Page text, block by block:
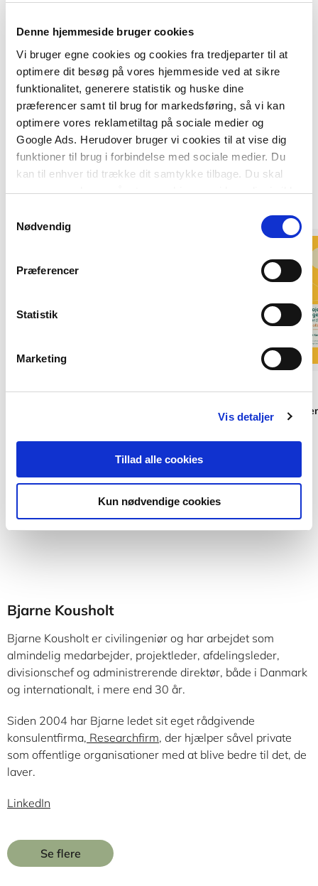
Denne hjemmeside bruger cookies
Vi bruger egne cookies og cookies fra tredjeparter til at
optimere dit besøg på vores hjemmeside ved at sikre
funktionalitet, generere statistik og huske dine
præferencer samt til brug for markedsføring, så vi kan
optimere vores reklametiltag på sociale medier og
Google Ads. Herudover bruger vi cookies til at vise dig
funktioner til brug i forbindelse med sociale medier. Du
kan til enhver tid trække dit samtykke tilbage. Du skal
være opmærksom på, at vores hjemmeside muligvis ikke
tilbagetrækker et samtykke.
Nødvendig
Præferencer
Statistik
Marketing
Vis detaljer
Tillad alle cookies
Kun nødvendige cookies
Af samme forfatter
Fra
Project
Fra
Bjarne Kousholt
Bjarne Kousholt er civilingeniør og har arbejdet som
almindelig medarbejder, projektleder, afdelingsleder,
divisionschef og administrerende direktør, både i Danmark
og internationalt, i mere end 30 år.
Siden 2004 har Bjarne ledet sit eget rådgivende
konsulentfirma, Researchfirm, der hjælper såvel private
som offentlige organisationer med at blive bedre til det, de
laver.
LinkedIn
Se flere